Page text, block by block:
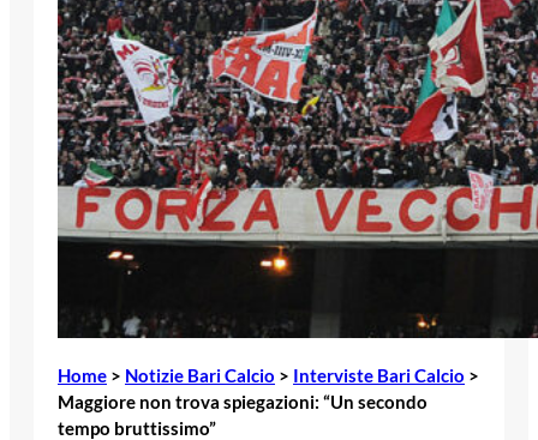
Home > Notizie Bari Calcio > Interviste Bari Calcio >
Maggiore non trova spiegazioni: “Un secondo
tempo bruttissimo”